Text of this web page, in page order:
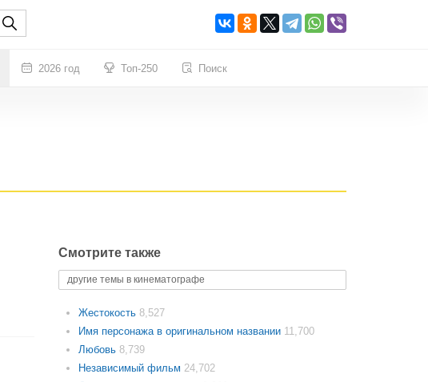
2026 год Топ-250 Поиск
Смотрите также
другие темы в кинематографе
Жестокость 8,527
Имя персонажа в оригинальном названии 11,700
Любовь 8,739
Независимый фильм 24,702